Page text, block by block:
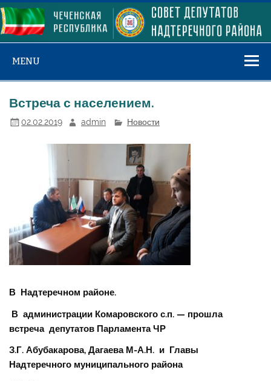
Skip
to
content
MENU
Встреча с населением.
02.02.2019 admin Новости
В Надтеречном районе.
В администрации Комаровского с.п. — прошла
встреча депутатов Парламента ЧР
З.Г. Абубакарова, Дагаева М-А.Н. и Главы
Надтеречного муниципального района